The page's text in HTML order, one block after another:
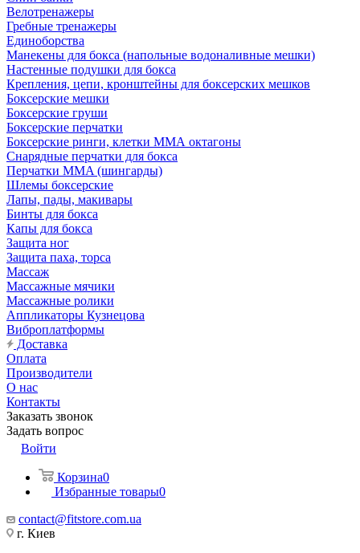
Велотренажеры
Гребные тренажеры
Единоборства
Манекены для бокса (напольные водоналивные мешки)
Настенные подушки для бокса
Крепления, цепи, кронштейны для боксерских мешков
Боксерские мешки
Боксерские груши
Боксерские перчатки
Боксерские ринги, клетки ММА октагоны
Снарядные перчатки для бокса
Перчатки MMA (шингарды)
Шлемы боксерские
Лапы, пады, макивары
Бинты для бокса
Капы для бокса
Защита ног
Защита паха, торса
Массаж
Массажные мячики
Массажные ролики
Аппликаторы Кузнецова
Виброплатформы
Доставка
Оплата
Производители
О нас
Контакты
Заказать звонок
Задать вопрос
Войти
Корзина0
Избранные товары0
contact@fitstore.com.ua
г. Киев